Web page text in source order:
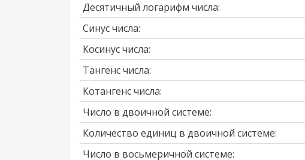
Десятичный логарифм числа:
Синус числа:
Косинус числа:
Тангенс числа:
Котангенс числа:
Число в двоичной системе:
Количество единиц в двоичной системе:
Число в восьмеричной системе: